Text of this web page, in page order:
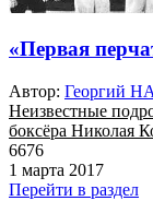
«Первая
Автор: Георгий
Неизвестные
боксёра Николая
6676
1 марта 2017
Перейти в раздел